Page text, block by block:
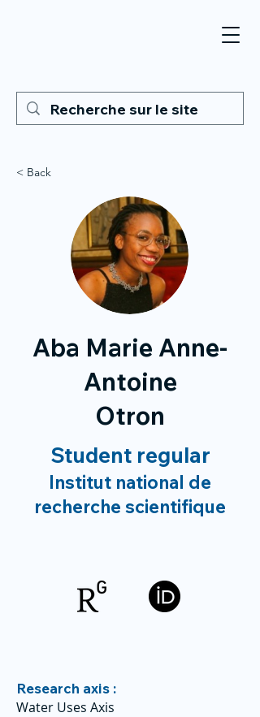
< Back
Aba Marie Anne-
Antoine
Otron
Student regular
Institut national de
recherche scientifique
Research axis :
Water Uses Axis